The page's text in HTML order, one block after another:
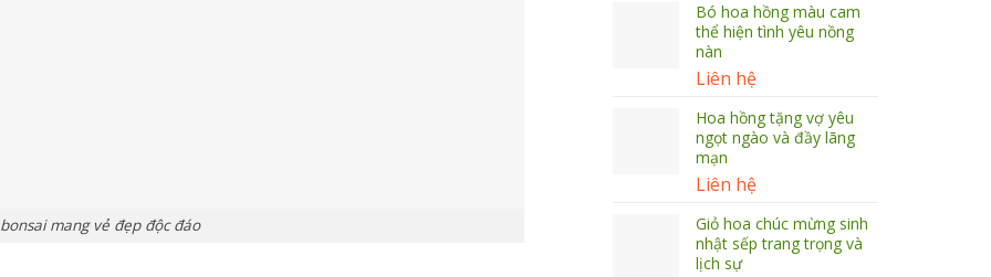
mang vẻ đẹp độc đáo
Bó hoa hồng màu cam
thể hiện tình yêu nồng
nàn
Liên hệ
Hoa hồng tặng vợ yêu
ngọt ngào và đầy lãng
mạn
Liên hệ
Giỏ hoa chúc mừng sinh
nhật sếp trang trọng và
lịch sự